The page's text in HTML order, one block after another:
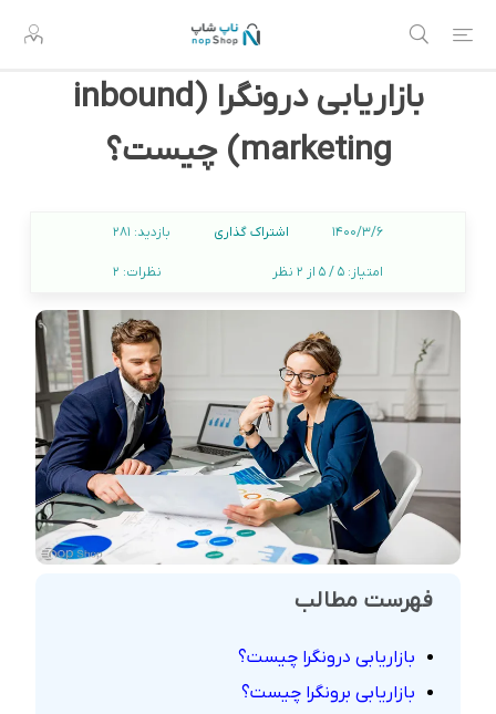
بازاریابی درونگرا (inbound
marketing) چیست؟
1400/3/6 اشتراک گذاری بازدید: 281
امتیاز: 5 / 5 از 2 نظر نظرات: 2
فهرست مطالب
بازاریابی درونگرا چیست؟
بازاریابی برونگرا چیست؟